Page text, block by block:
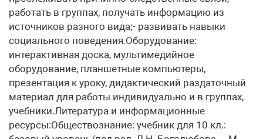
работать в группах, получать информацию из
источников разного вида;- развивать навыки
социального поведения.Оборудование:
интерактивная доска, мультимедийное
оборудование, планшетные компьютеры,
презентация к уроку, дидактический раздаточный
материал для работы индивидуально и в группах,
учебники.Литература и информационные
ресурсы:Обществознание: учебник для 10 кл.: